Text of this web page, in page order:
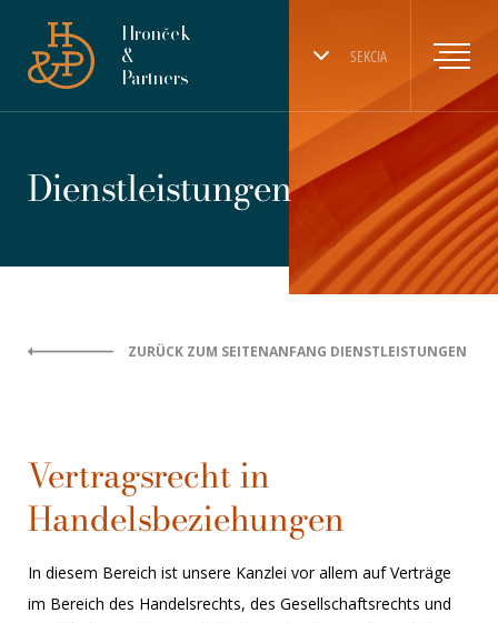
SEKCIA
Hronček
&
Partners
Dienstleistungen
ZURÜCK ZUM SEITENANFANG DIENSTLEISTUNGEN
Vertragsrecht in
Handelsbeziehungen
In diesem Bereich ist unsere Kanzlei vor allem auf Verträge
im Bereich des Handelsrechts, des Gesellschaftsrechts und